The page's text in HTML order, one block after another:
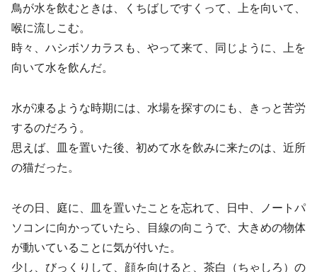
鳥が水を飲むときは、くちばしですくって、上を向いて、
喉に流しこむ。
時々、ハシボソカラスも、やって来て、同じように、上を
向いて水を飲んだ。
水が凍るような時期には、水場を探すのにも、きっと苦労
するのだろう。
思えば、皿を置いた後、初めて水を飲みに来たのは、近所
の猫だった。
その日、庭に、皿を置いたことを忘れて、日中、ノートパ
ソコンに向かっていたら、目線の向こうで、大きめの物体
が動いていることに気が付いた。
少し、びっくりして、顔を向けると、茶白（ちゃしろ）の